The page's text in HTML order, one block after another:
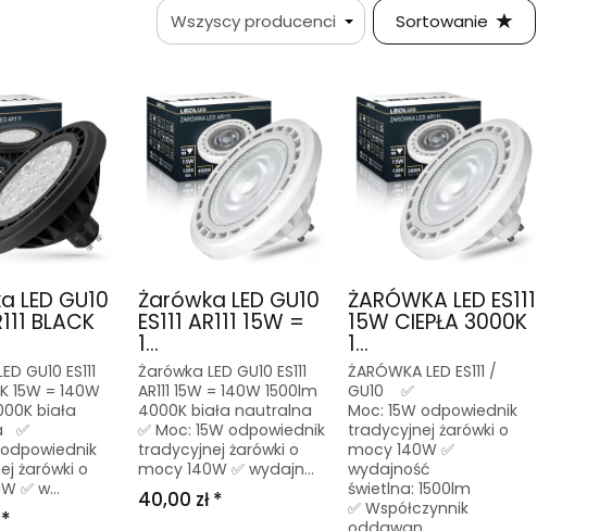
Sortowanie
LED GU10
BLACK
GU10 ES111
15W = 140W
biała
✅
odpowiednik
żarówki o
✅ w...
Żarówka LED GU10
ES111 AR111 15W =
1...
Żarówka LED GU10 ES111
AR111 15W = 140W 1500lm
4000K biała nautralna
✅ Moc: 15W odpowiednik
tradycyjnej żarówki o
mocy 140W ✅ wydajn...
40,00 zł *
ŻARÓWKA LED ES111
15W CIEPŁA 3000K
1...
ŻARÓWKA LED ES111 /
GU10 ✅
Moc: 15W odpowiednik
tradycyjnej żarówki o
mocy 140W ✅
wydajność
świetlna: 1500lm
✅ Współczynnik